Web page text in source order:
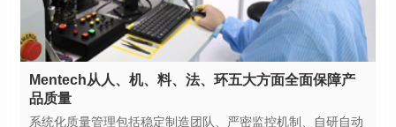
品质量